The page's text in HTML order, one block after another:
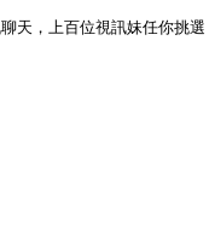
天，上百位視訊妹任你挑